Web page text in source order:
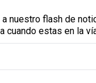
nuestro flash de
cuando estas en la